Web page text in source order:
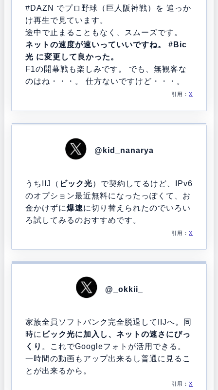
#DAZN でプロ野球（巨人阪神戦）を 追っか
け再生で見ています。
途中で止まることもなく、スムーズです。
ネットの速度が速いっていいですね。 #Bic
光 に変更して良かった。
F1の開幕戦も楽しみです。 でも、無観客な
のはね・・・。 仕方ないですけど・・・。
引用：X
@kid_nanarya
うちIIJ（ ビック光）で契約してるけど、IPv6
のオプション最近無料になったっぽくて、お
金かけずに爆速に切り替えられたのでいろい
ろ試してみるのおすすめです。
引用：X
@_okkii_
家族全員ソフトバンク完全脱退してIIJへ。同
時に ビック光に加入し、ネットの速 さにびっ
くり 。これでGoogleフォトが活用できる。
一時間の動画もアップ出来るし普通に見るこ
とが出来るから。
引用：X